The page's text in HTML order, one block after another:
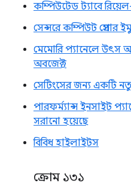
কম্পিউটেড ট্যাবে
সেন্সরে কম্পিউট প্রেসার
মেমোরি প্যানেলে উৎস
অবজেক্ট
সেটিংসের জন্য একটি
পারফর্ম্যান্স ইনসাইট
সরানো হয়েছে
বিবিধ হাইলাইটস
ক্রোম ১৩১